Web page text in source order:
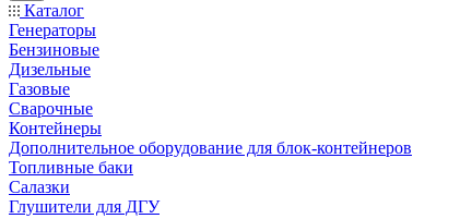
Каталог
Генераторы
Бензиновые
Дизельные
Газовые
Сварочные
Контейнеры
Дополнительное оборудование для блок-контейнеров
Топливные баки
Салазки
Глушители для ДГУ